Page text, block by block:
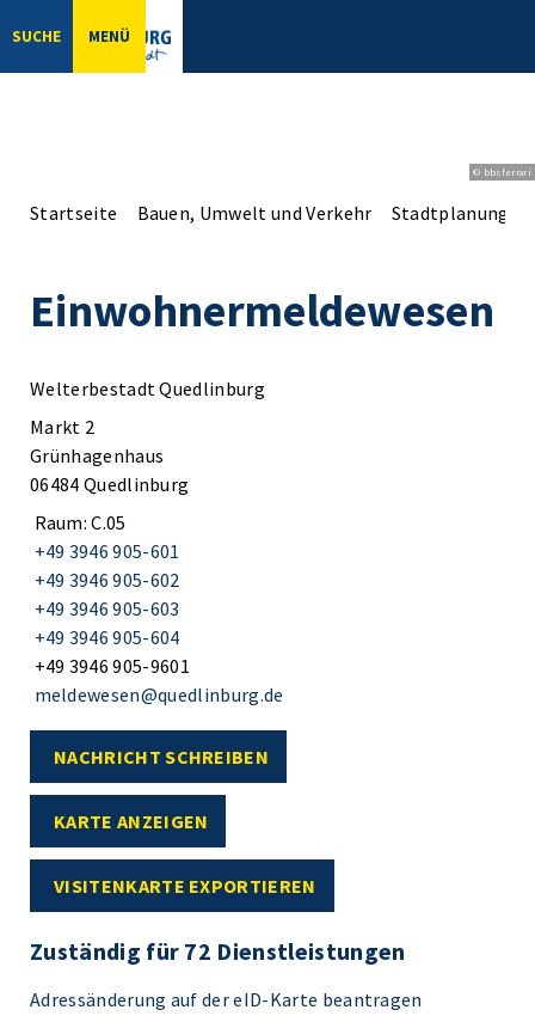
SUCHE MENÜ
© bbsferrari
Startseite Bauen, Umwelt und Verkehr Stadtplanung
Einwohnermeldewesen
Welterbestadt Quedlinburg
Markt 2
Grünhagenhaus
06484 Quedlinburg
Raum: C.05
+49 3946 905-601
+49 3946 905-602
+49 3946 905-603
+49 3946 905-604
+49 3946 905-9601
meldewesen@quedlinburg.de
NACHRICHT SCHREIBEN
KARTE ANZEIGEN
VISITENKARTE EXPORTIEREN
Zuständig für 72 Dienstleistungen
Adressänderung auf der eID-Karte beantragen